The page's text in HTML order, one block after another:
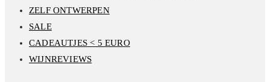
ZELF ONTWERPEN
SALE
CADEAUTJES < 5 EURO
WIJNREVIEWS